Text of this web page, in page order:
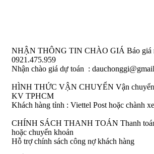
NHẬN THÔNG TIN CHÀO GIÁ Báo giá
0921.475.959
Nhận chào giá dự toán :
HÌNH THỨC VẬN CHUYỂN Vận
KV TPHCM
Khách hàng tỉnh : Viettel Post hoặc chành xe
CHÍNH SÁCH THANH TOÁN Thanh
hoặc chuyển khoản
Hỗ trợ chính sách công nợ khách hàng